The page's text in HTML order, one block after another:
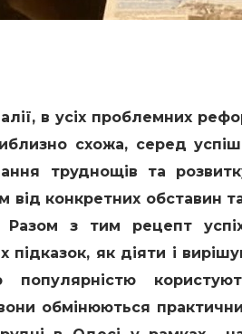
в усіх проблемних
схожа, серед
труднощів та
від конкретних обставин
Разом з тим рецепт
підказок, як діяти і
обмінюються